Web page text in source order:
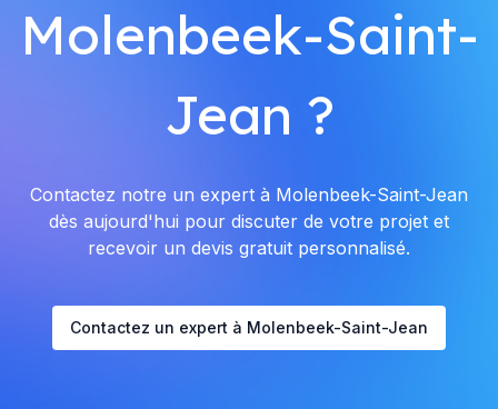
Molenbeek-Saint-
Jean ?
Contactez notre un expert à Molenbeek-Saint-Jean
dès aujourd'hui pour discuter de votre projet et
recevoir un devis gratuit personnalisé.
Contactez un expert à Molenbeek-Saint-Jean